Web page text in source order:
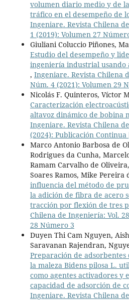
volumen diario medio y de
tráfico en el desempeño de
Ingeniare. Revista Chilena
1 (2019): Volumen 27
Giuliani Coluccio Piñones,
Estudio del desempeño y
ingeniería industrial usando
, Ingeniare. Revista Chilena
Núm. 4 (2021): Volumen 29
Nicolás F. Quinteros, Víctor
Caracterización
altavoz dinámico de bobina
Ingeniare. Revista Chilena
(2024): Publicación Continua
Marco Antonio Barbosa de
Rodrigues da Cunha,
Ramam Carvalho de
Soares Ramos, Mike Pereira
influencia del método de
la adición de fibra de acero
tracción por flexión de tres
Chilena de Ingeniería: Vol.
28 Número 3
Duyen Thi Cam Nguyen,
Saravanan Rajendran,
Preparación de
la maleza Bidens pilosa L.
como agentes activadores y
capacidad de adsorción de
Ingeniare. Revista Chilena